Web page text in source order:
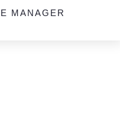
MANAGER